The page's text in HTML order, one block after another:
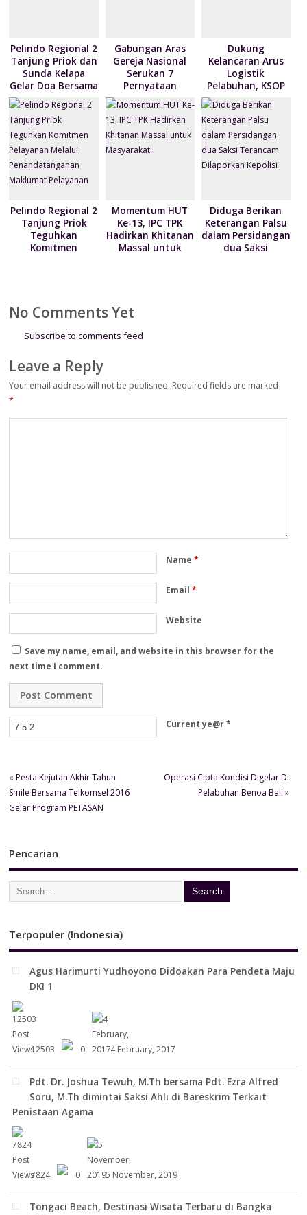
Pelindo Regional 2
Tanjung Priok dan
Sunda Kelapa
Gelar Doa Bersama
serta Santun Anak
Yatim
Gabungan Aras
Gereja Nasional
Serukan 7
Pernyataan
Kemanusian di
Papua
Dukung
Kelancaran Arus
Logistik
Pelabuhan, KSOP
Utama Tanjung
Priok berikan
kebijakan
penyesuaian YOR
Pelindo Regional 2
Tanjung Priok
Teguhkan
Komitmen
Momentum HUT
Ke-13, IPC TPK
Hadirkan Khitanan
Massal untuk
Diduga Berikan
Keterangan Palsu
dalam Persidangan
dua Saksi
No Comments Yet
Subscribe to comments feed
Leave a Reply
Your email address will not be published. Required fields are marked
*
Name*
Email*
Website
Save my name, email, and website in this browser for the
next time I comment.
Current ye@r*
«Pesta Kejutan Akhir Tahun
Smile Bersama Telkomsel 2016
Gelar Program PETASAN
Operasi Cipta Kondisi Digelar Di
Pelabuhan Benoa Bali »
Pencarian
Terpopuler (Indonesia)
Agus Harimurti Yudhoyono Didoakan Para Pendeta Maju
DKI 1
12503 0 4 February, 2017
Pdt. Dr. Joshua Tewuh, M.Th bersama Pdt. Ezra Alfred
Soru, M.Th dimintai Saksi Ahli di Bareskrim Terkait
Penistaan Agama
7824 0 5 November, 2019
Tongaci Beach, Destinasi Wisata Terbaru di Bangka